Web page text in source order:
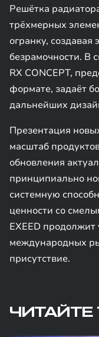
Решётка
трёхмерных
огранку,
безрамочности. В
RX CONCEPT,
формате, задаёт
дальнейших
Презентация
масштаб
обновления
принципиально
системную
ценности со
EXEED продолжит
международных
присутствие.